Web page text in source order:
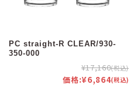
PC straight-R CLEAR/930-
350-000
¥17,160(税込)
価格:¥6,864(税込)